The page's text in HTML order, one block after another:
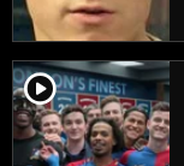
player2